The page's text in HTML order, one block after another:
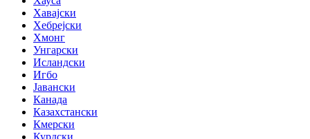
Хавајски
Хебрејски
Хмонг
Унгарски
Исландски
Игбо
Јавански
Канада
Казахстански
Кмерски
Курдски